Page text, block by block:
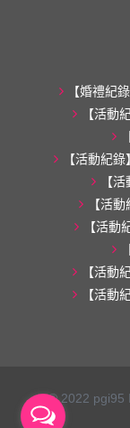
【婚禮紀
【活動
【活動紀
【
【活
【活動
【活動
【活動
© 2022 pgi95